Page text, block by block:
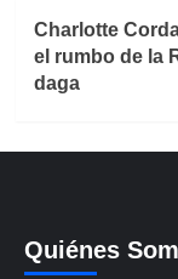
Charlotte
el rumbo de la
daga
Quiénes